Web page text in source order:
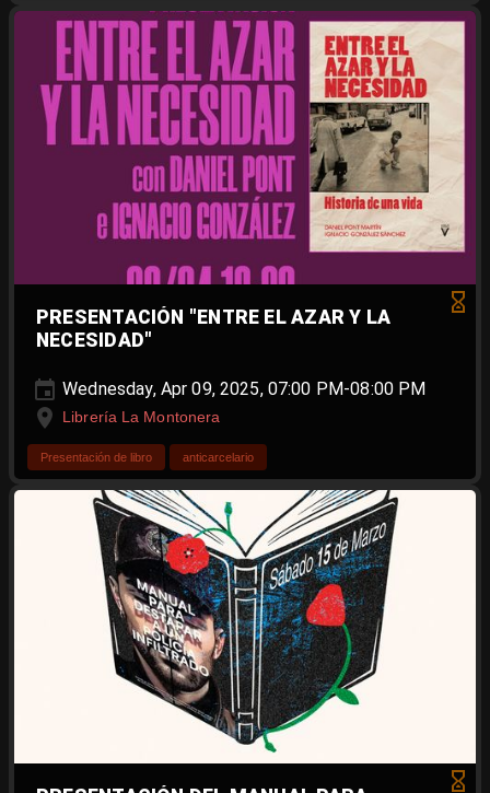
PRESENTACIÓN "ENTRE EL AZAR Y LA
NECESIDAD"
Wednesday, Apr 09, 2025, 07:00 PM-08:00 PM
Librería La Montonera
Presentación de libro anticarcelario